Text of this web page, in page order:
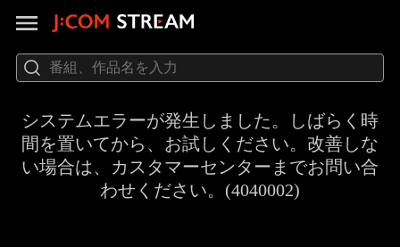
システムエラーが発生しました。しばらく時
間を置いてから、お試しください。改善しな
い場合は、カスタマーセンターまでお問い合
わせください。(4040002)